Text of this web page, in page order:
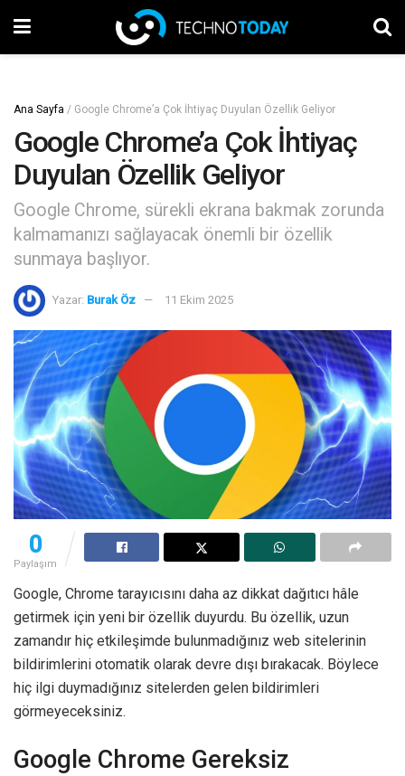
Ana Sayfa / Google Chrome’a Çok İhtiyaç Duyulan Özellik Geliyor
Google Chrome’a Çok İhtiyaç
Duyulan Özellik Geliyor
Google Chrome, sürekli ekrana bakmak zorunda
kalmamanızı sağlayacak önemli bir özellik
sunmaya başlıyor.
Yazar: Burak Öz 11 Ekim 2025
0
Paylaşım
Google, Chrome tarayıcısını daha az dikkat dağıtıcı hâle
getirmek için yeni bir özellik duyurdu. Bu özellik, uzun
zamandır hiç etkileşimde bulunmadığınız web sitelerinin
bildirimlerini otomatik olarak devre dışı bırakacak. Böylece
hiç ilgi duymadığınız sitelerden gelen bildirimleri
görmeyeceksiniz.
Google Chrome Gereksiz